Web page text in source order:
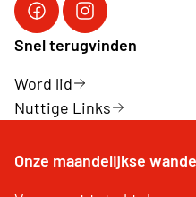
Facebook Neos Bierbeek
Instagram Neos
Snel terugvinden
Word lid
Nuttige Links
Onze maandelijkse